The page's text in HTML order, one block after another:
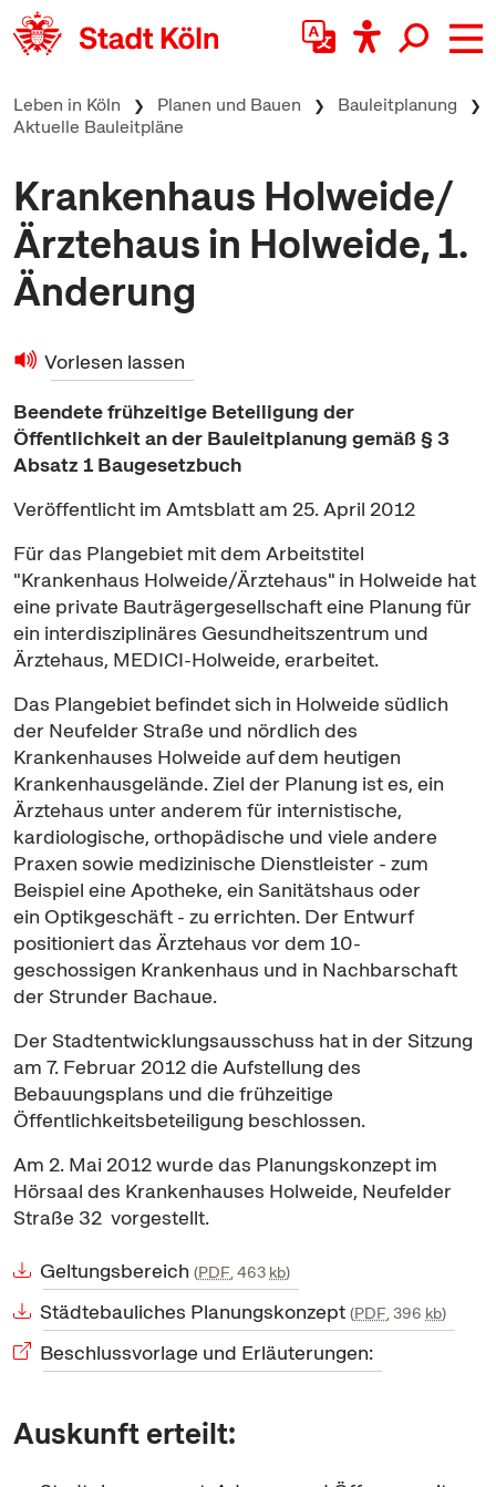
zum Inhalt springen
Leben in Köln Planen und Bauen
Bauleitplanung
Aktuelle Bauleitpläne
Krankenhaus Holweide/
Ärztehaus in Holweide, 1.
Änderung
Vorlesen lassen
Beendete frühzeitige Beteiligung der
Öffentlichkeit an der Bauleitplanung gemäß § 3
Absatz 1 Baugesetzbuch
Veröffentlicht im Amtsblatt am 25. April 2012
Für das Plangebiet mit dem Arbeitstitel
"Krankenhaus Holweide/Ärztehaus" in Holweide hat
eine private Bauträgergesellschaft eine Planung für
ein interdisziplinäres Gesundheitszentrum und
Ärztehaus, MEDICI-Holweide, erarbeitet.
Das Plangebiet befindet sich in Holweide südlich
der Neufelder Straße und nördlich des
Krankenhauses Holweide auf dem heutigen
Krankenhausgelände. Ziel der Planung ist es, ein
Ärztehaus unter anderem für internistische,
kardiologische, orthopädische und viele andere
Praxen sowie medizinische Dienstleister - zum
Beispiel eine Apotheke, ein Sanitätshaus oder
ein Optikgeschäft - zu errichten. Der Entwurf
positioniert das Ärztehaus vor dem 10-
geschossigen Krankenhaus und in Nachbarschaft
der Strunder Bachaue.
Der Stadtentwicklungsausschuss hat in der Sitzung
am 7. Februar 2012 die Aufstellung des
Bebauungsplans und die frühzeitige
Öffentlichkeitsbeteiligung beschlossen.
Am 2. Mai 2012 wurde das Planungskonzept im
Hörsaal des Krankenhauses Holweide, Neufelder
Straße 32 vorgestellt.
Geltungsbereich PDF, 463 kb
Städtebauliches Planungskonzept PDF, 396 kb
Beschlussvorlage und Erläuterungen:
Auskunft erteilt: